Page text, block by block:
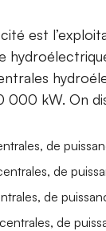
est
000 kW. On
de
de
de
de